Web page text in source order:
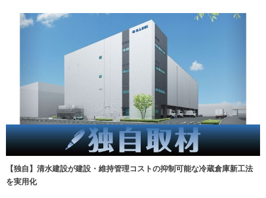
【独自】清水建設が建設・維持管理コストの抑制可能な冷蔵倉庫新工法
を実用化